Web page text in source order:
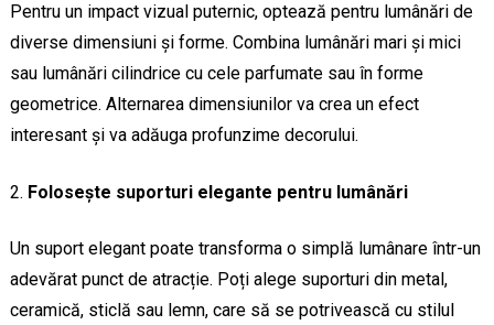
Pentru un impact vizual puternic, optează pentru lumânări de
diverse dimensiuni și forme. Combina lumânări mari și mici
sau lumânări cilindrice cu cele parfumate sau în forme
geometrice. Alternarea dimensiunilor va crea un efect
interesant și va adăuga profunzime decorului.
Folosește suporturi elegante pentru lumânări
Un suport elegant poate transforma o simplă lumânare într-un
adevărat punct de atracție. Poți alege suporturi din metal,
ceramică, sticlă sau lemn, care să se potrivească cu stilul